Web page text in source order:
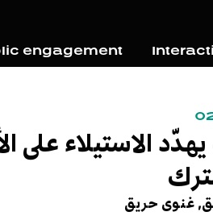
engagement
الاستيلاء على
غنوى حريق